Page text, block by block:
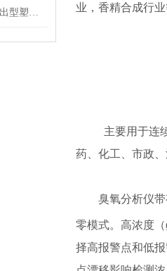
#臭氧检测仪# 臭氧发生器在挤出型塑料膜行业的应用
业，香精合成行
主要用于连
药、化工、市政
臭氧分析仪
零模式。高浓度
择高报警点和低